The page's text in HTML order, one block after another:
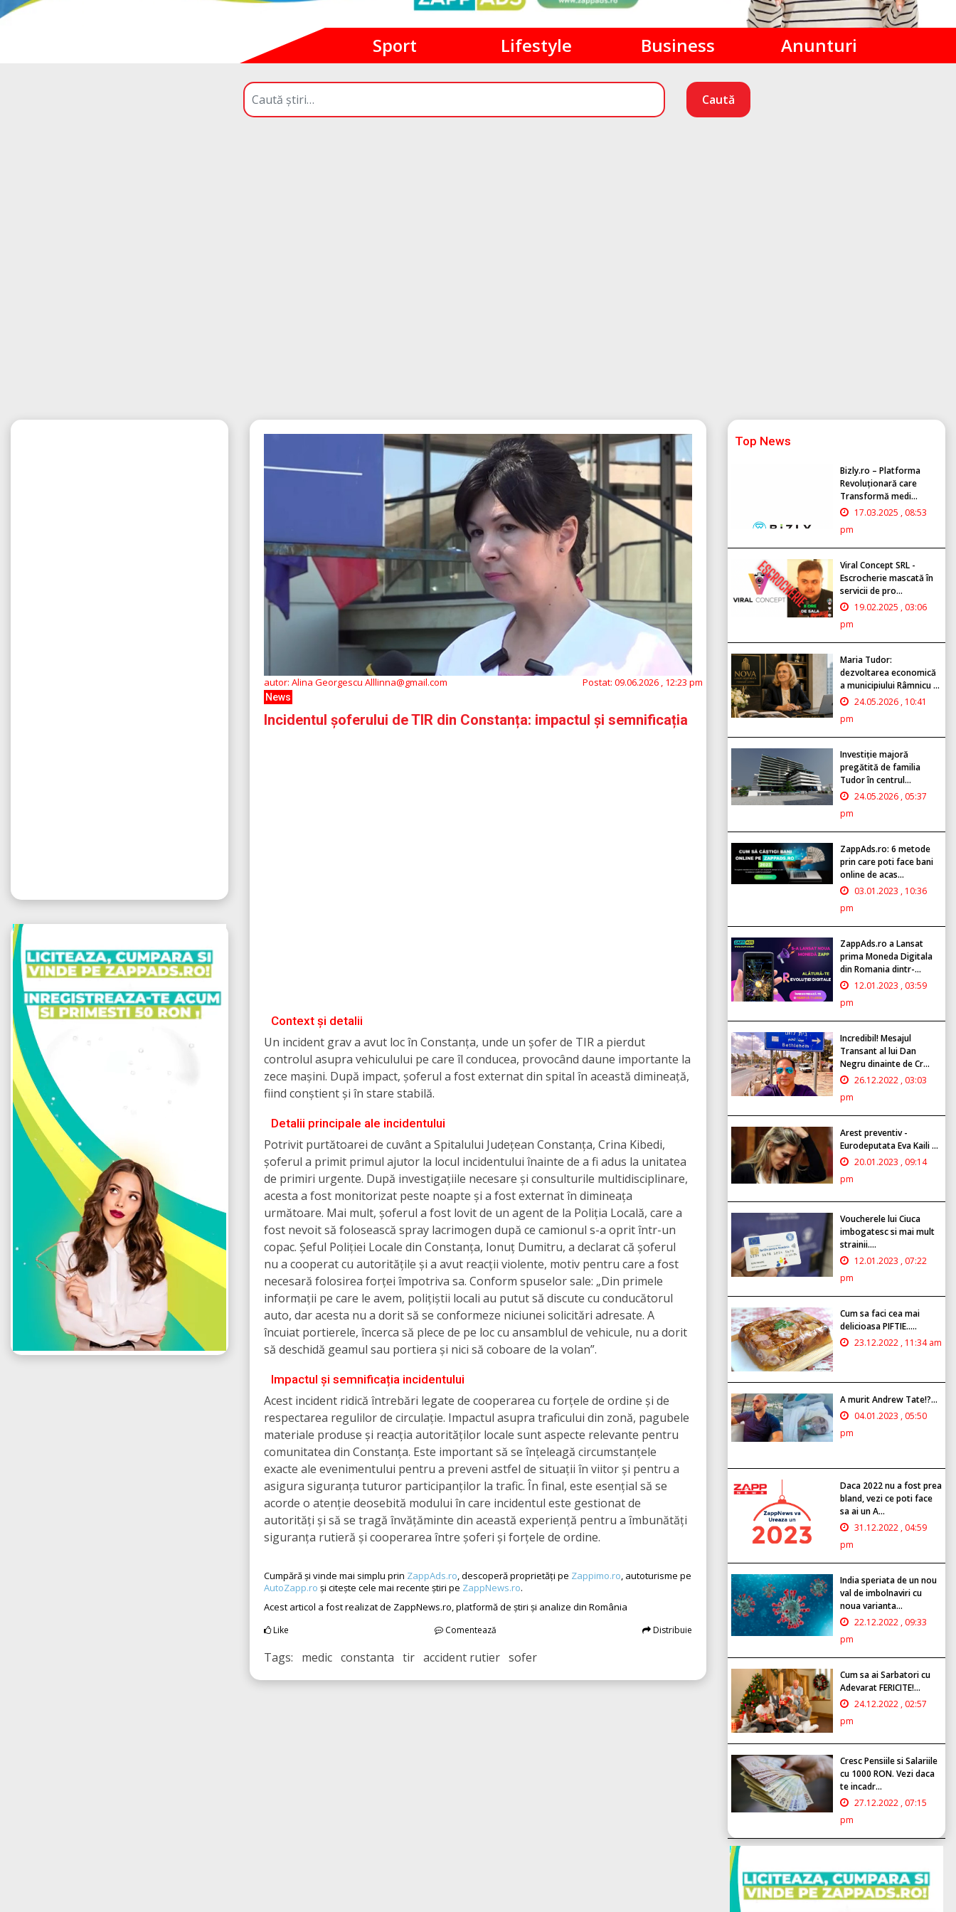
Sport Lifestyle Business Anunturi
Caută
autor: Alina Georgescu Alllinna@gmail.com Postat: 09.06.2026 , 12:23 pm
News
Incidentul șoferului de TIR din Constanța: impactul și semnificația
Context și detalii
Un incident grav a avut loc în Constanța, unde un șofer de TIR a pierdut
controlul asupra vehiculului pe care îl conducea, provocând daune importante la
zece mașini. După impact, șoferul a fost externat din spital în această dimineață,
fiind conștient și în stare stabilă.
Detalii principale ale incidentului
Potrivit purtătoarei de cuvânt a Spitalului Județean Constanța, Crina Kibedi,
șoferul a primit primul ajutor la locul incidentului înainte de a fi adus la unitatea
de primiri urgente. După investigațiile necesare și consulturile multidisciplinare,
acesta a fost monitorizat peste noapte și a fost externat în dimineața
următoare. Mai mult, șoferul a fost lovit de un agent de la Poliția Locală, care a
fost nevoit să folosească spray lacrimogen după ce camionul s-a oprit într-un
copac. Șeful Poliției Locale din Constanța, Ionuț Dumitru, a declarat că șoferul
nu a cooperat cu autoritățile și a avut reacții violente, motiv pentru care a fost
necesară folosirea forței împotriva sa. Conform spuselor sale: „Din primele
informații pe care le avem, polițiștii locali au putut să discute cu conducătorul
auto, dar acesta nu a dorit să se conformeze niciunei solicitări adresate. A
încuiat portierele, încerca să plece de pe loc cu ansamblul de vehicule, nu a dorit
să deschidă geamul sau portiera și nici să coboare de la volan”.
Impactul și semnificația incidentului
Acest incident ridică întrebări legate de cooperarea cu forțele de ordine și de
respectarea regulilor de circulație. Impactul asupra traficului din zonă, pagubele
materiale produse și reacția autorităților locale sunt aspecte relevante pentru
comunitatea din Constanța. Este important să se înțeleagă circumstanțele
exacte ale evenimentului pentru a preveni astfel de situații în viitor și pentru a
asigura siguranța tuturor participanților la trafic. În final, este esențial să se
acorde o atenție deosebită modului în care incidentul este gestionat de
autorități și să se tragă învățăminte din această experiență pentru a îmbunătăți
siguranța rutieră și cooperarea între șoferi și forțele de ordine.
Cumpără și vinde mai simplu prin ZappAds.ro , descoperă proprietăți pe Zappimo.ro , autoturisme pe
AutoZapp.ro și citește cele mai recente știri pe ZappNews.ro.
Acest articol a fost realizat de ZappNews.ro, platformă de știri și analize din România
Like Comentează Distribuie
Tags: medic constanta tir accident rutier sofer
Top News
Bizly.ro – Platforma
Revoluționară care
Transformă medi...
17.03.2025 , 08:53
pm
Viral Concept SRL -
Escrocherie mascată în
servicii de pro...
19.02.2025 , 03:06
pm
Maria Tudor:
dezvoltarea economică
a municipiului Râmnicu ...
24.05.2026 , 10:41
pm
Investiție majoră
pregătită de familia
Tudor în centrul...
24.05.2026 , 05:37
pm
ZappAds.ro: 6 metode
prin care poti face bani
online de acas...
03.01.2023 , 10:36
pm
ZappAds.ro a Lansat
prima Moneda Digitala
din Romania dintr-...
12.01.2023 , 03:59
pm
Incredibil! Mesajul
Transant al lui Dan
Negru dinainte de Cr...
26.12.2022 , 03:03
pm
Arest preventiv -
Eurodeputata Eva Kaili ...
20.01.2023 , 09:14
pm
Voucherele lui Ciuca
imbogatesc si mai mult
strainii....
12.01.2023 , 07:22
pm
Cum sa faci cea mai
delicioasa PIFTIE.....
23.12.2022 , 11:34 am
A murit Andrew Tate!?...
04.01.2023 , 05:50
pm
Daca 2022 nu a fost prea
bland, vezi ce poti face
sa ai un A...
31.12.2022 , 04:59
pm
India speriata de un nou
val de imbolnaviri cu
noua varianta...
22.12.2022 , 09:33
pm
Cum sa ai Sarbatori cu
Adevarat FERICITE!...
24.12.2022 , 02:57
pm
Cresc Pensiile si Salariile
cu 1000 RON. Vezi daca
te incadr...
27.12.2022 , 07:15
pm